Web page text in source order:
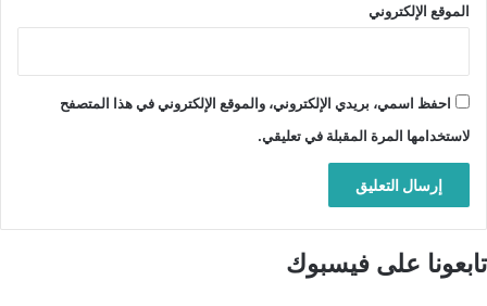
الموقع الإلكتروني
احفظ اسمي، بريدي الإلكتروني، والموقع الإلكتروني في هذا المتصفح
لاستخدامها المرة المقبلة في تعليقي.
تابعونا على فيسبوك